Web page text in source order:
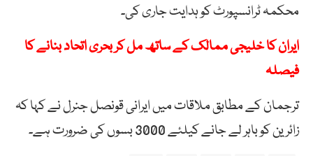
محکمہ ٹرانسپورٹ کو ہدایت جاری کی۔
ایران کا خلیجی ممالک کے ساتھ مل کر بحری اتحاد بنانے کا
فیصلہ
ترجمان کے مطابق ملاقات میں ایرانی قونصل جنرل نے کہا کہ
زائرین کو باہر لے جانے کیلئے 3000 بسوں کی ضرورت ہے۔